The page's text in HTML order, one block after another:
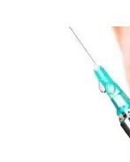
операции
год. На
сняты,
в